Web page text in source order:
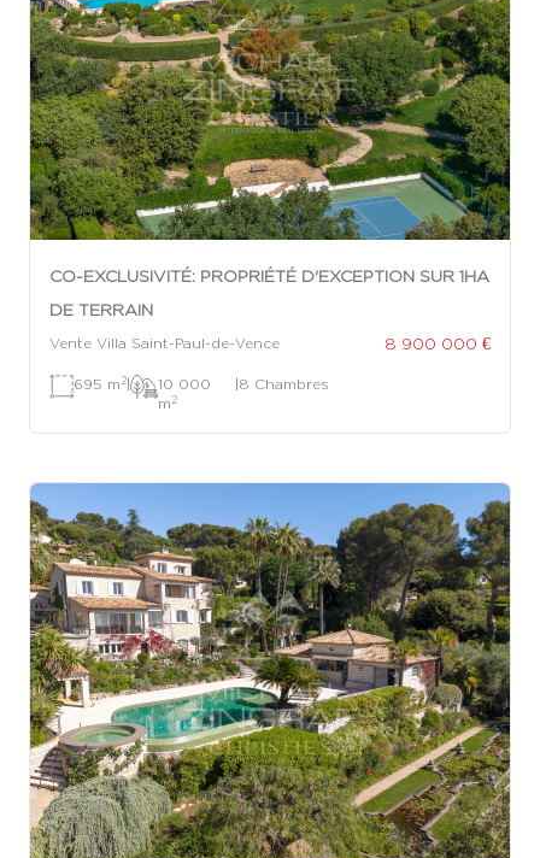
CO-EXCLUSIVITÉ: PROPRIÉTÉ D'EXCEPTION SUR 1HA
DE TERRAIN
Vente Villa Saint-Paul-de-Vence 8 900 000 €
695 m 2|
10 000
m 2
|8 Chambres